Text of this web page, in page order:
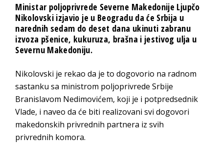
Ministar poljoprivrede Severne Makedonije Ljupčo
Nikolovski izjavio je u Beogradu da će Srbija u
narednih sedam do deset dana ukinuti zabranu
izvoza pšenice, kukuruza, brašna i jestivog ulja u
Severnu Makedoniju.
Nikolovski je rekao da je to dogovorio na radnom
sastanku sa ministrom poljoprivrede Srbije
Branislavom Nedimovićem, koji je i potpredsednik
Vlade, i naveo da će biti realizovani svi dogovori
makedonskih privrednih partnera iz svih
privrednih komora.